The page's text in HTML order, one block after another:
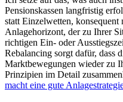
Pensionskassen langfristig
statt Einzelwetten,
Anlagehorizont, der zu Ihrer
richtigen Ein- oder
Rebalancing sorgt dafür, dass
Marktbewegungen wieder zu
Prinzipien im Detail
macht eine gute